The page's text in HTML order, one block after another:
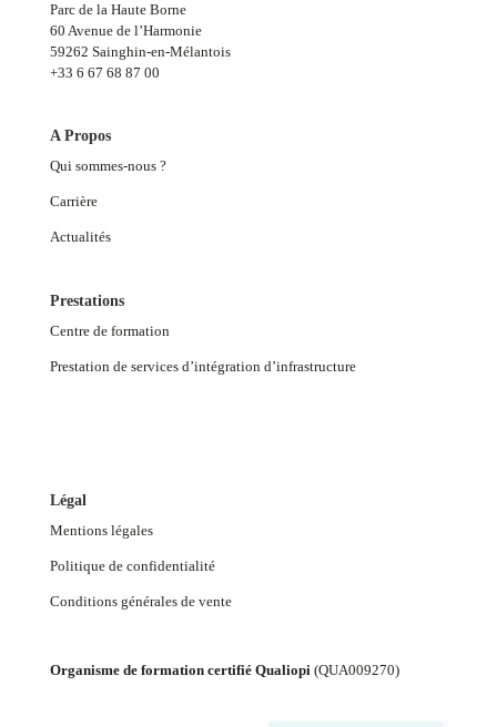
Parc de la Haute Borne
60 Avenue de l’Harmonie
59262 Sainghin-en-Mélantois
+33 6 67 68 87 00
A Propos
Qui sommes-nous ?
Carrière
Actualités
Prestations
Centre de formation
Prestation de services d’intégration d’infrastructure
Légal
Mentions légales
Politique de confidentialité
Conditions générales de vente
Organisme de formation certifié Qualiopi(QUA009270)